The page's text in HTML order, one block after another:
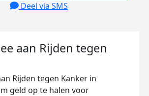
Deel via SMS
aan Rijden tegen
Rijden tegen Kanker in
geld op te halen voor